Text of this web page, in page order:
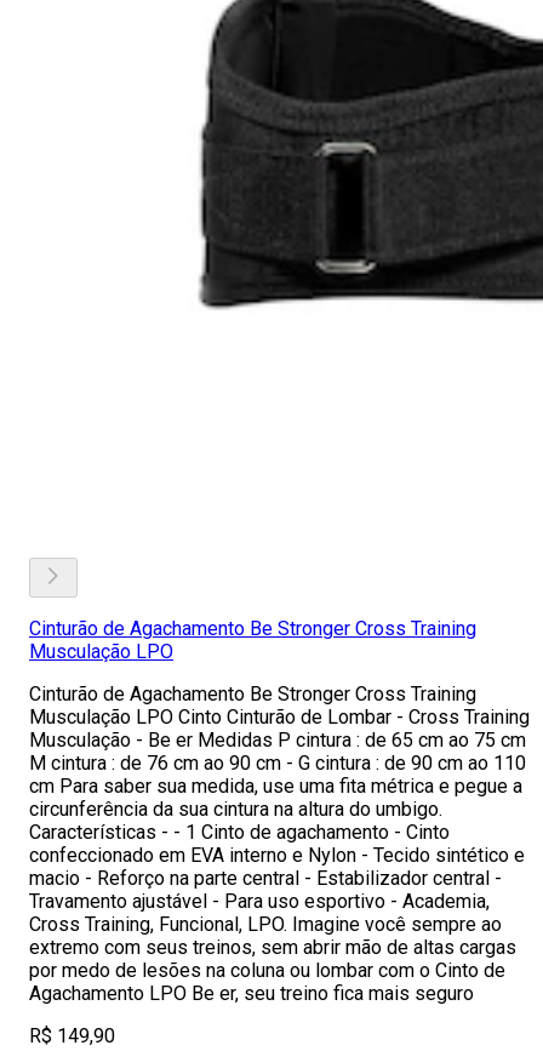
Cinturão de Agachamento Be Stronger Cross Training
Musculação LPO
Cinturão de Agachamento Be Stronger Cross Training
Musculação LPO Cinto Cinturão de Lombar - Cross Training
Musculação - Be er Medidas P cintura : de 65 cm ao 75 cm
M cintura : de 76 cm ao 90 cm - G cintura : de 90 cm ao 110
cm Para saber sua medida, use uma fita métrica e pegue a
circunferência da sua cintura na altura do umbigo.
Características - - 1 Cinto de agachamento - Cinto
confeccionado em EVA interno e Nylon - Tecido sintético e
macio - Reforço na parte central - Estabilizador central -
Travamento ajustável - Para uso esportivo - Academia,
Cross Training, Funcional, LPO. Imagine você sempre ao
extremo com seus treinos, sem abrir mão de altas cargas
por medo de lesões na coluna ou lombar com o Cinto de
Agachamento LPO Be er, seu treino fica mais seguro
R$ 149,90